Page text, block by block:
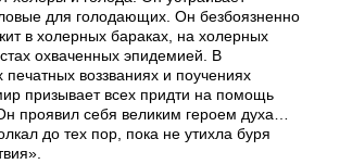
для голодающих. Он безбоязненно
в холерных бараках, на холерных
охваченных эпидемией. В
печатных воззваниях и поучениях
призывает всех придти на помощь
проявил себя великим героем духа…
до тех пор, пока не утихла буря